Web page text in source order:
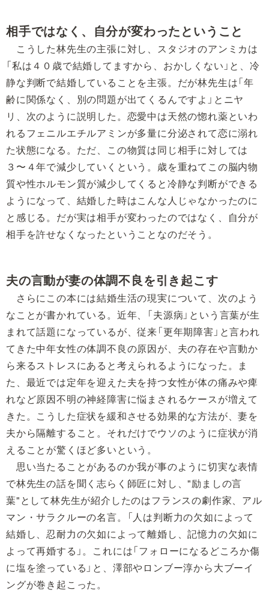
相手ではなく、自分が変わったということ
こうした林先生の主張に対し、スタジオのアンミカは
「私は４０歳で結婚してますから、おかしくない」と、冷
静な判断で結婚していることを主張。だが林先生は「年
齢に関係なく、別の問題が出てくるんですよ」とニヤ
リ、次のように説明した。恋愛中は天然の惚れ薬といわ
れるフェニルエチルアミンが多量に分泌されて恋に溺れ
た状態になる。ただ、この物質は同じ相手に対しては
３〜４年で減少していくという。歳を重ねてこの脳内物
質や性ホルモン質が減少してくると冷静な判断ができる
ようになって、結婚した時はこんな人じゃなかったのに
と感じる。だが実は相手が変わったのではなく、自分が
相手を許せなくなったということなのだそう。
夫の言動が妻の体調不良を引き起こす
さらにこの本には結婚生活の現実について、次のよう
なことが書かれている。近年、「夫源病」という言葉が生
まれて話題になっているが、従来「更年期障害」と言われ
てきた中年女性の体調不良の原因が、夫の存在や言動か
ら来るストレスにあると考えられるようになった。ま
た、最近では定年を迎えた夫を持つ女性が体の痛みや痺
れなど原因不明の神経障害に悩まされるケースが増えて
きた。こうした症状を緩和させる効果的な方法が、妻を
夫から隔離すること。それだけでウソのように症状が消
えることが驚くほど多いという。
思い当たることがあるのか我が事のように切実な表情
で林先生の話を聞く志らく師匠に対し、"励ましの言
葉"として林先生が紹介したのはフランスの劇作家、アル
マン・サラクルーの名言。「人は判断力の欠如によって
結婚し、忍耐力の欠如によって離婚し、記憶力の欠如に
よって再婚する」。これには「フォローになるどころか傷
に塩を塗っている」と、澤部やロンブー淳から大ブーイ
ングが巻き起こった。